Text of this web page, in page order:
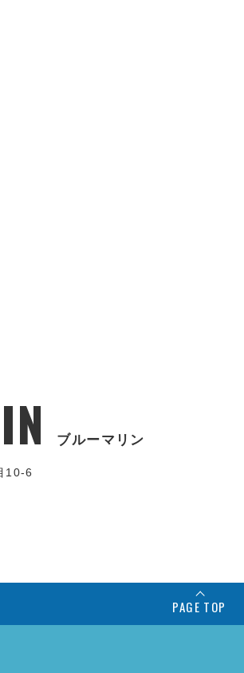
ブルーマリン
10-6
PAGE TOP